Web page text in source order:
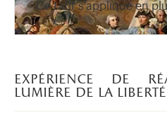
Ce tarif s'applique en
expérience de
lumière de la liberté